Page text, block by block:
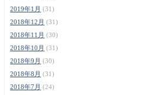
2019年1月 (31)
2018年12月 (31)
2018年11月 (30)
2018年10月 (31)
2018年9月 (30)
2018年8月 (31)
2018年7月 (24)